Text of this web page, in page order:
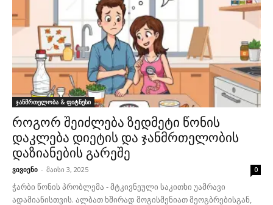
ჯანმრთელობა & ფიტნესი
როგორ შეიძლება ზედმეტი წონის
დაკლება დიეტის და ჯანმრთელობის
დაზიანების გარეშე
ვივიენი - მაისი 3, 2025 0
ჭარბი წონის პრობლემა - მტკივნეული საკითხი უამრავი
ადამიანისთვის. ალბათ ხშირად მოგისმენიათ მეოგბრებისგან,